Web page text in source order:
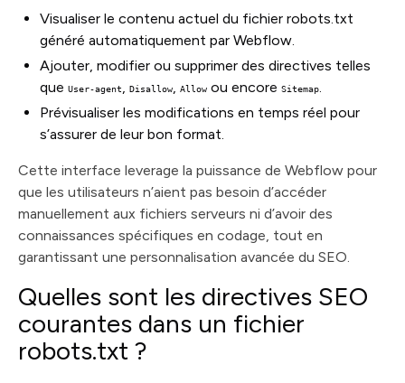
Visualiser le contenu actuel du fichier robots.txt
généré automatiquement par Webflow.
Ajouter, modifier ou supprimer des directives telles
que User-agent, Disallow, Allow ou encore Sitemap.
Prévisualiser les modifications en temps réel pour
s’assurer de leur bon format.
Cette interface leverage la puissance de Webflow pour
que les utilisateurs n’aient pas besoin d’accéder
manuellement aux fichiers serveurs ni d’avoir des
connaissances spécifiques en codage, tout en
garantissant une personnalisation avancée du SEO.
Quelles sont les directives SEO
courantes dans un fichier
robots.txt ?